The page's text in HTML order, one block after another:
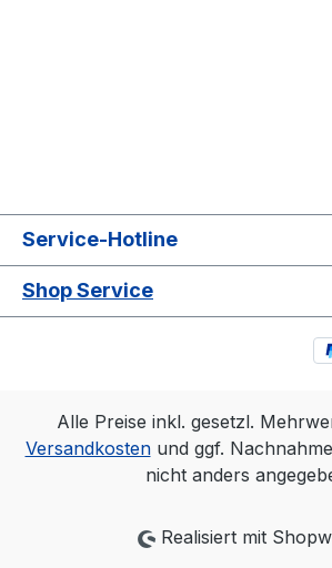
Service-Hotline
Shop Service
Alle Preise inkl. gesetzl.
Versandkostenund ggf.
nicht anders
Realisiert mit